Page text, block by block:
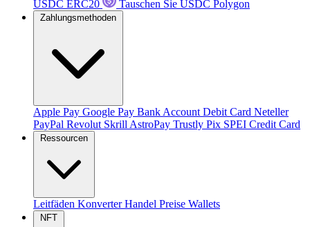
USDC ERC20
Tauschen Sie USDC Polygon
Zahlungsmethoden
Apple Pay Google Pay Bank Account Debit Card Neteller
PayPal Revolut Skrill AstroPay Trustly Pix SPEI Credit Card
Ressourcen
Leitfäden KonverterHandel Preise Wallets
NFT